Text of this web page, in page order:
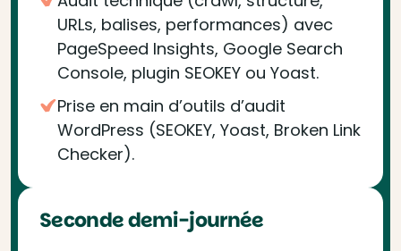
URLs, balises, performances) avec
PageSpeed Insights, Google Search
Console, plugin SEOKEY ou Yoast.
Prise en main d’outils d’audit
WordPress (SEOKEY, Yoast, Broken Link
Checker).
Seconde demi-journée